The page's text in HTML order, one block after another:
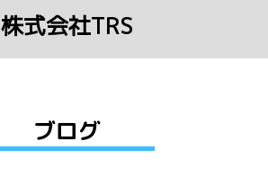
株式会社TRS
ブログ